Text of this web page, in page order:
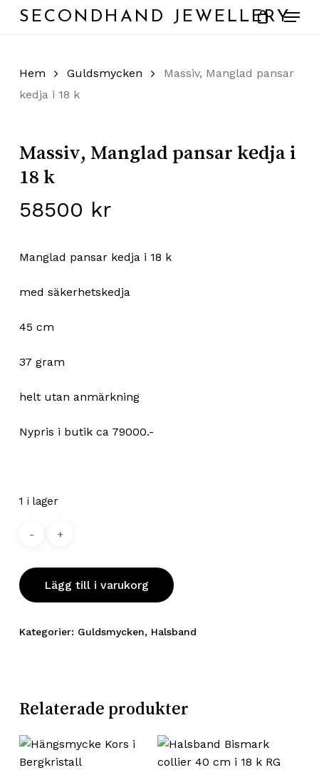
Skip
SECONDHAND JEWELLERYMenu
Hem Guldsmycken
Massiv, Manglad pansar
kedja i 18 k
Massiv, Manglad pansar kedja i
18 k
58500 kr
Manglad pansar kedja i 18 k
med säkerhetskedja
45 cm
37 gram
helt utan anmärkning
Nypris i butik ca 79000.-
1 i lager
Lägg till i varukorg
Kategorier: Guldsmycken, Halsband
Relaterade produkter